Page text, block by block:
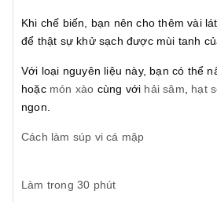
Khi chế biến, bạn nên cho thêm vài
để thật sự khử sạch được mùi tanh
Với loại nguyên liệu này, bạn có thể
hoặc món xào cùng với hải sâm hạt
ngon.
Cách làm súp vi cá mập
Làm trong 30 phút